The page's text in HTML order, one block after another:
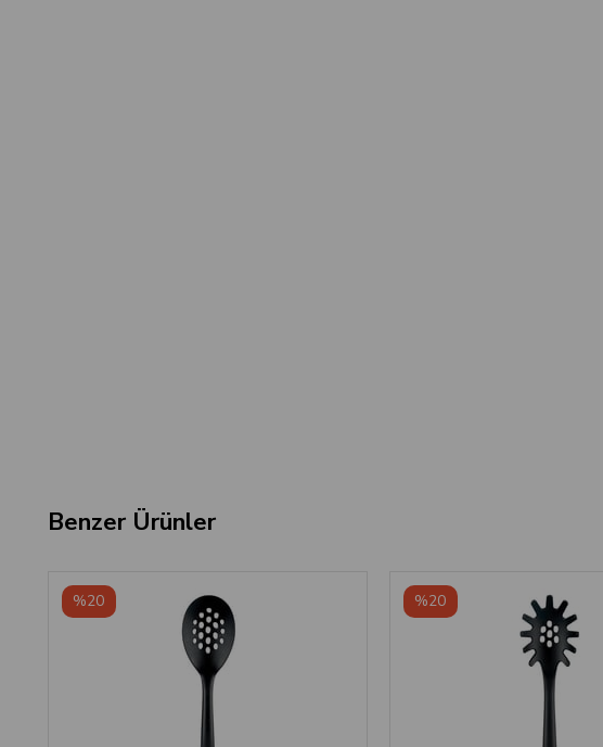
Benzer Ürünler
%20 %20